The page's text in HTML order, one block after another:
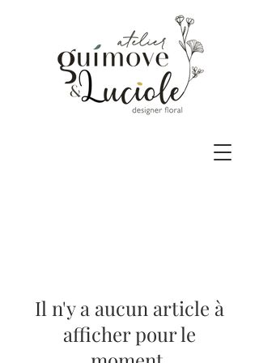
Il n'y a aucun article à
afficher pour le